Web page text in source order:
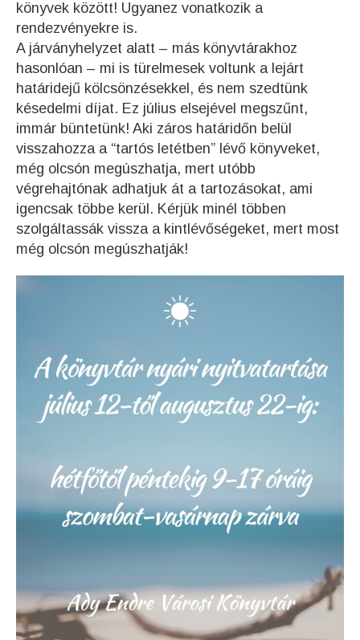
könyvek között! Ugyanez vonatkozik a
rendezvényekre is.
A járványhelyzet alatt – más könyvtárakhoz
hasonlóan – mi is türelmesek voltunk a lejárt
határidejű kölcsönzésekkel, és nem szedtünk
késedelmi díjat. Ez július elsejével megszűnt,
immár büntetünk! Aki záros határidőn belül
visszahozza a “tartós letétben” lévő könyveket,
még olcsón megúszhatja, mert utóbb
végrehajtónak adhatjuk át a tartozásokat, ami
igencsak többe kerül. Kérjük minél többen
szolgáltassák vissza a kintlévőségeket, mert most
még olcsón megúszhatják!